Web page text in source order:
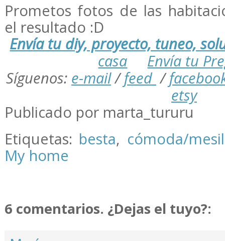
Prometos fotos de las
el resultado :D
Envía tu diy, proyecto, tuneo,
casa
Envía tu
Síguenos: e-mail/feed /
etsy
Publicado por marta_tururu
Etiquetas: besta, cómoda/
My home
6 comentarios. ¿Dejas el tuyo?: